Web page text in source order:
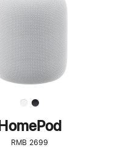
了
解
HomePod<
HomePod
RMB 2699